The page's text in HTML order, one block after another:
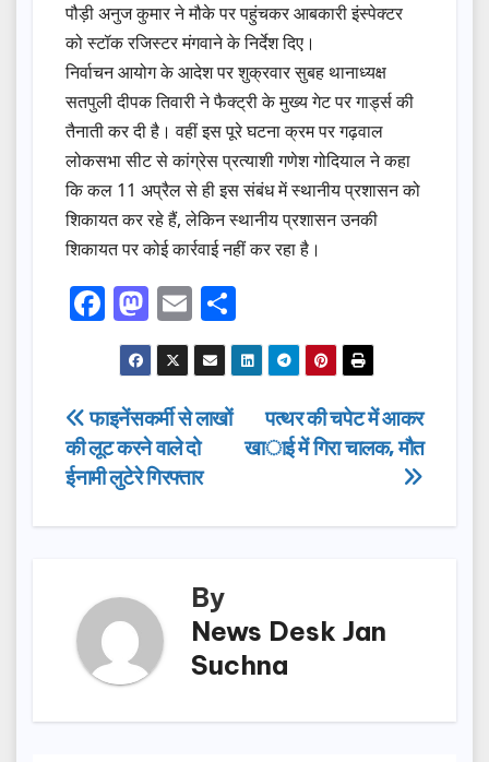
पौड़ी अनुज कुमार ने मौके पर पहुंचकर आबकारी इंस्पेक्टर
को स्टॉक रजिस्टर मंगवाने के निर्देश दिए।
निर्वाचन आयोग के आदेश पर शुक्रवार सुबह थानाध्यक्ष
सतपुली दीपक तिवारी ने फैक्ट्री के मुख्य गेट पर गार्ड्स की
तैनाती कर दी है। वहीं इस पूरे घटना क्रम पर गढ़वाल
लोकसभा सीट से कांग्रेस प्रत्याशी गणेश गोदियाल ने कहा
कि कल 11 अप्रैल से ही इस संबंध में स्थानीय प्रशासन को
शिकायत कर रहे हैं, लेकिन स्थानीय प्रशासन उनकी
शिकायत पर कोई कार्रवाई नहीं कर रहा है।
F
a
c
e
b
o
M
a
st
o
d
o
E
m
ail
h
ar
Post
navigation
पत्थर की चपेट में आकर
खाई में गिरा चालक, मौत
फाइनेंसकर्मी से लाखों
की लूट करने वाले दो
ईनामी लुटेरे गिरफ्तार
By
News Desk Jan
Suchna